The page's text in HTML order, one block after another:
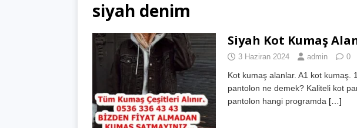
siyah denim
Siyah Kot Kumaş
3 Haziran 2024 admin 0
Kot kumaş alanlar. A1 kot kumaş.
pantolon ne demek? Kaliteli kot
pantolon hangi programda […]